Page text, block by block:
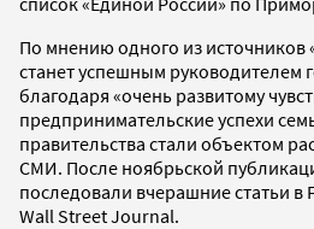
По мнению одного из источников
станет успешным руководителем
благодаря «очень развитому
предпринимательские успехи
правительства стали объектом
СМИ. После ноябрьской
последовали вчерашние статьи в
Wall Street Journal.